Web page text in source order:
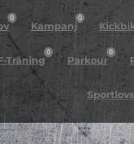
0
Kampanj
0
Träning
0
Parkour
0